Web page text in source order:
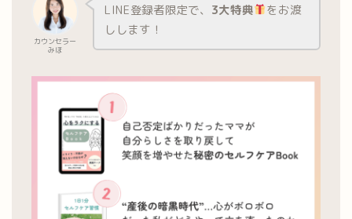
カウンセラー
みほ
LINE登録者限定で、 3大特典
をお渡
しします！